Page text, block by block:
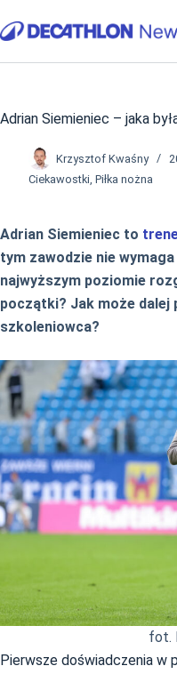
do
Adrian Siemieniec – jaka
Krzysztof Kwaśny
Ciekawostki, Piłka nożna
Adrian Siemieniec to
tym zawodzie nie
najwyższym poziomie
początki? Jak może
szkoleniowca?
fot.
Pierwsze doświadczenia w